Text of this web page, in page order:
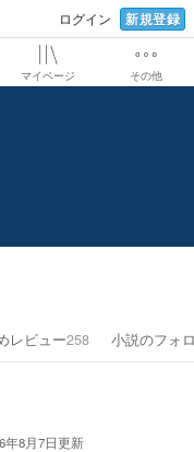
ログイン 新規登録
マイページ その他
レビュー258 小説のフォ
年8月7日更新